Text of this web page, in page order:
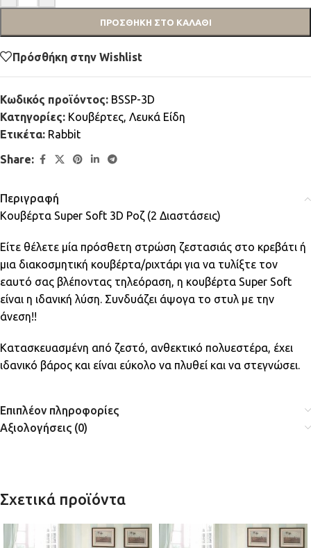
ΠΡΟΣΘΉΚΗ ΣΤΟ ΚΑΛΆΘΙ
Πρόσθήκη στην Wishlist
Κωδικός προϊόντος: BSSP-3D
Κατηγορίες: Κουβέρτες, Λευκά Είδη
Ετικέτα: Rabbit
Share:
Περιγραφή
Κουβέρτα Super Soft 3D Ροζ (2 Διαστάσεις)
Είτε θέλετε μία πρόσθετη στρώση ζεστασιάς στο κρεβάτι ή
μια διακοσμητική κουβέρτα/ριχτάρι για να τυλίξτε τον
εαυτό σας βλέποντας τηλεόραση, η κουβέρτα Super Soft
είναι η ιδανική λύση. Συνδυάζει άψογα το στυλ με την
άνεση!!
Κατασκευασμένη από ζεστό, ανθεκτικό πολυεστέρα, έχει
ιδανικό βάρος και είναι εύκολο να πλυθεί και να στεγνώσει.
Επιπλέον πληροφορίες
Αξιολογήσεις (0)
Σχετικά προϊόντα